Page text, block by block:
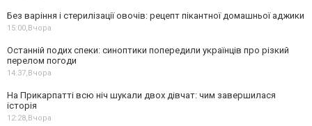
Без варіння і стерилізації овочів: рецепт пікантної домашньої аджики
15:00, Вчора
Останній подих спеки: синоптики попередили українців про різкий
перелом погоди
14:37, Вчора
На Прикарпатті всю ніч шукали двох дівчат: чим завершилася
історія
12:28, Вчора